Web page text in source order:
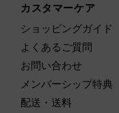
カスタマーケア
ショッピングガイド
よくあるご質問
お問い合わせ
メンバーシップ特典
配送・送料